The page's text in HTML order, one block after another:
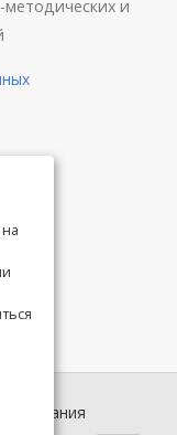
методических и